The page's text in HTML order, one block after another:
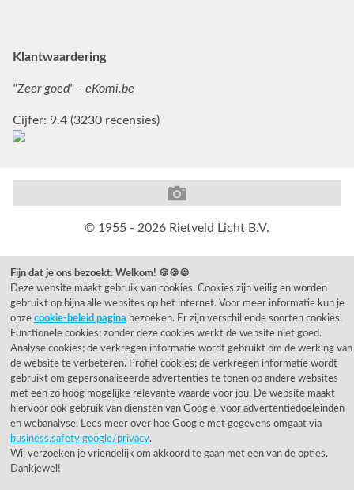
Klantwaardering
"Zeer goed" - eKomi.be
Cijfer: 9.4 (3230 recensies)
© 1955 - 2026 Rietveld Licht B.V.
Fijn dat je ons bezoekt. Welkom! 🍪🍪🍪
Deze website maakt gebruik van cookies. Cookies zijn veilig en worden
gebruikt op bijna alle websites op het internet. Voor meer informatie kun je
onze cookie-beleid pagina bezoeken. Er zijn verschillende soorten cookies.
Functionele cookies; zonder deze cookies werkt de website niet goed.
Analyse cookies; de verkregen informatie wordt gebruikt om de werking van
de website te verbeteren. Profiel cookies; de verkregen informatie wordt
gebruikt om gepersonaliseerde advertenties te tonen op andere websites
met een zo hoog mogelijke relevante waarde voor jou. De website maakt
hiervoor ook gebruik van diensten van Google, voor advertentiedoeleinden
en webanalyse. Lees meer over hoe Google met gegevens omgaat via
business.safety.google/privacy.
Wij verzoeken je vriendelijk om akkoord te gaan met een van de opties.
Dankjewel!